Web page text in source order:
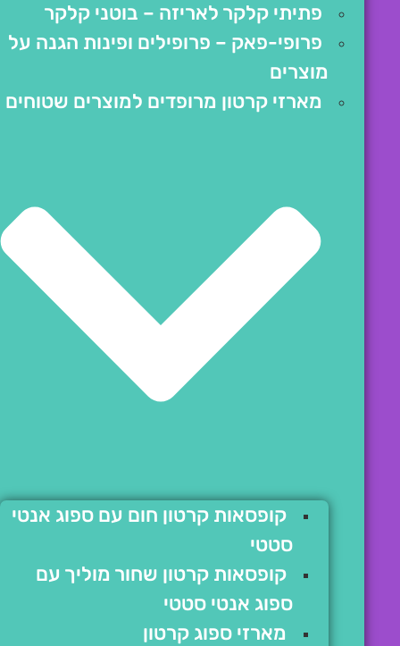
פתיתי קלקר לאריזה – בוטני קלקר
פרופי-פאק – פרופילים ופינות הגנה על
מוצרים
מארזי קרטון מרופדים למוצרים שטוחים
קופסאות קרטון חום עם ספוג אנטי
סטטי
קופסאות קרטון שחור מוליך עם
ספוג אנטי סטטי
מארזי ספוג קרטון